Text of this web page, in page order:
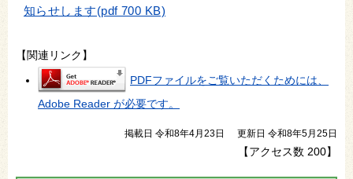
知らせします(pdf 700 KB)
【関連リンク】
PDFファイルをご覧いただくためには、
Adobe Reader が必要です。
掲載日 令和8年4月23日 更新日 令和8年5月25日
【アクセス数 200】